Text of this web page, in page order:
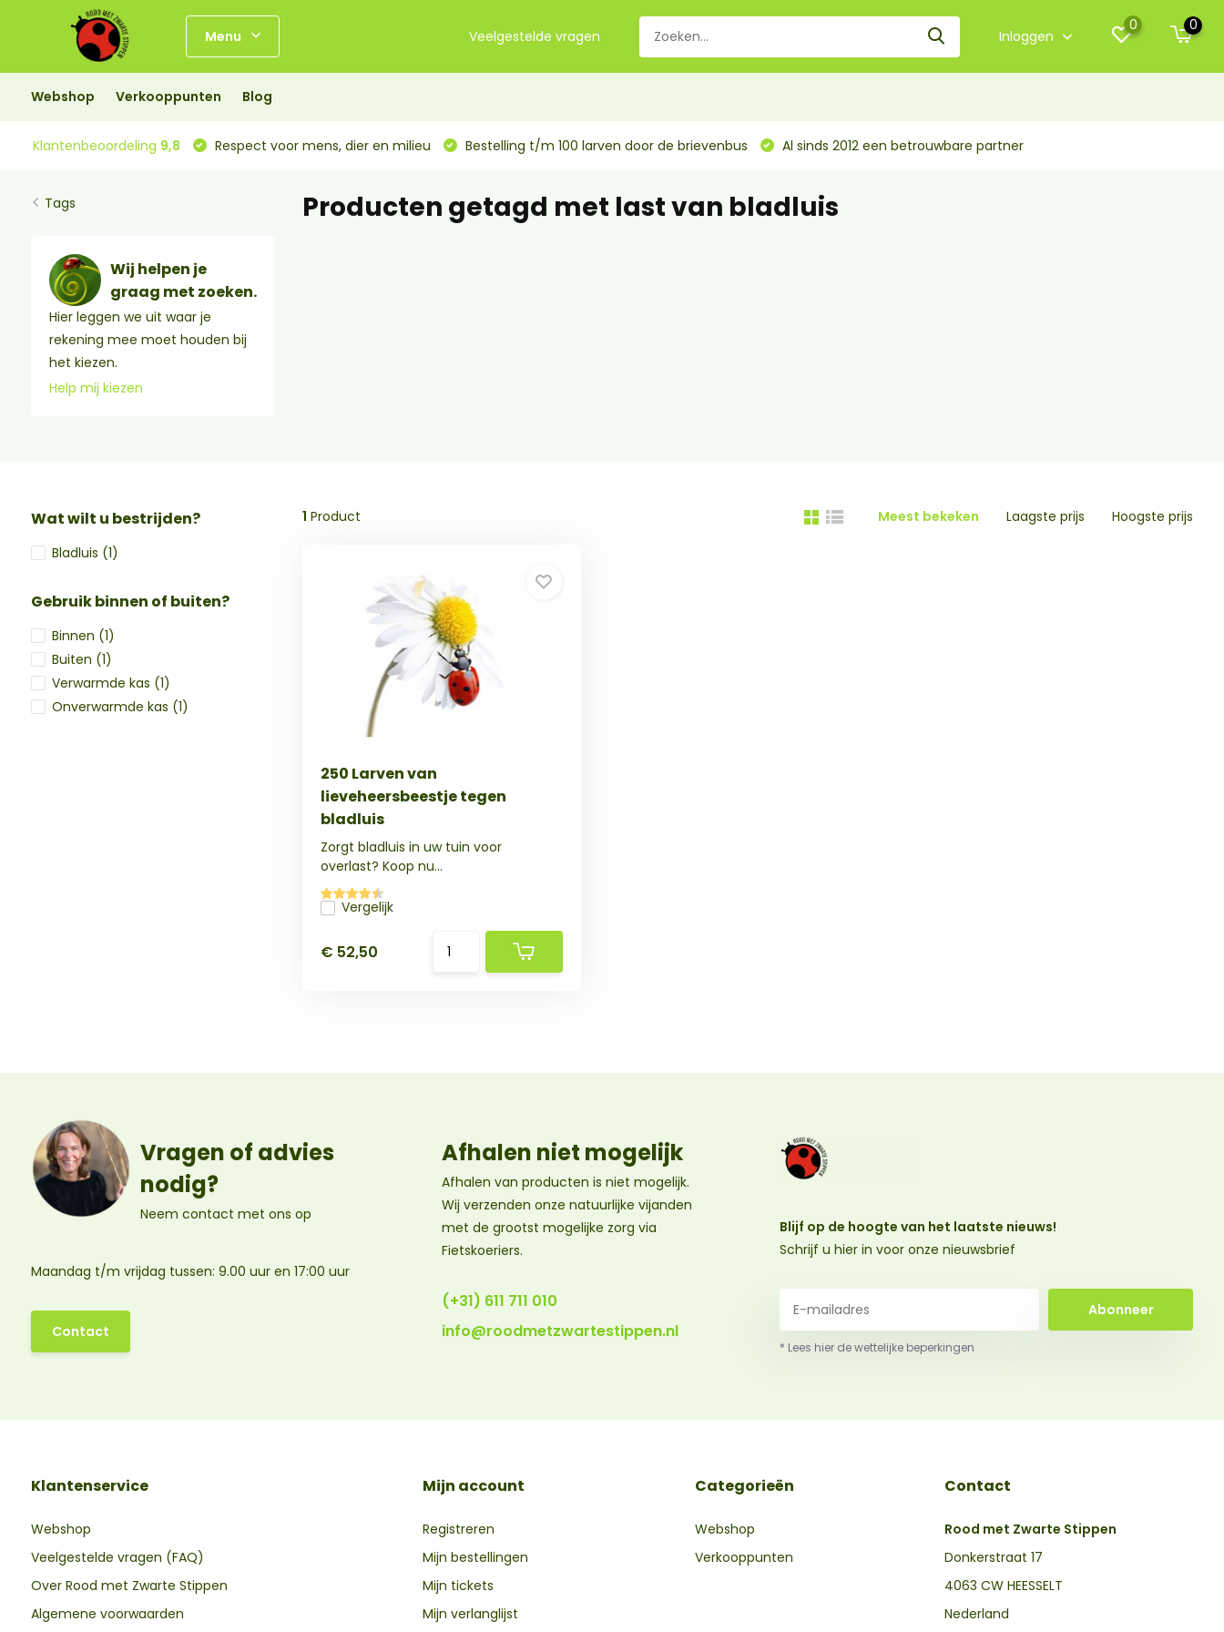
Menu Veelgestelde vragen Inloggen
0 0
Webshop Verkooppunten Blog
Klantenbeoordeling 9,8 Respect voor mens, dier en milieu Bestelling t/m 100 larven door de brievenbus Al sinds 2012 een betrouwbare partner
Tags
Wij helpen je
graag met zoeken.
Hier leggen we uit waar je
rekening mee moet houden bij
het kiezen.
Help mij kiezen
Producten getagd met last van bladluis
Wat wilt u bestrijden?
Bladluis (1)
Gebruik binnen of buiten?
Binnen (1)
Buiten (1)
Verwarmde kas (1)
Onverwarmde kas (1)
1 Product Meest bekeken Laagste prijs Hoogste prijs
250 Larven van
lieveheersbeestje tegen
bladluis
Zorgt bladluis in uw tuin voor
overlast? Koop nu...
Vergelijk
€ 52,50
Vragen of advies
nodig?
Neem contact met ons op
Maandag t/m vrijdag tussen: 9.00 uur en 17:00 uur
Contact
Afhalen niet mogelijk
Afhalen van producten is niet mogelijk.
Wij verzenden onze natuurlijke vijanden
met de grootst mogelijke zorg via
Fietskoeriers.
(+31) 611 711 010
info@roodmetzwartestippen.nl
Blijf op de hoogte van het laatste nieuws!
Schrijf u hier in voor onze nieuwsbrief
Abonneer
* Lees hier de wettelijke beperkingen
Klantenservice
Webshop
Veelgestelde vragen (FAQ)
Over Rood met Zwarte Stippen
Algemene voorwaarden
Mijn account
Registreren
Mijn bestellingen
Mijn tickets
Mijn verlanglijst
Categorieën
Webshop
Verkooppunten
Contact
Rood met Zwarte Stippen
Donkerstraat 17
4063 CW HEESSELT
Nederland